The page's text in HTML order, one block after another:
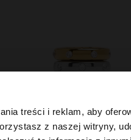
treści i reklam, aby
z naszej witryny,